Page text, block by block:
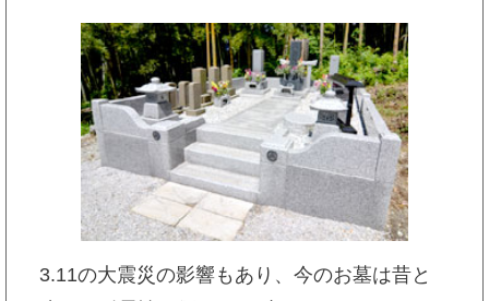
3.11の大震災の影響もあり、今のお墓は昔と